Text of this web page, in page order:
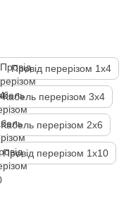
Провід перерізом 1х4
Кабель перерізом 3х4
Кабель перерізом 2х6
Провід перерізом 1х10